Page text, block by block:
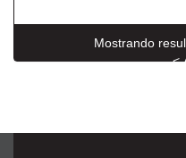
Mostrando
<